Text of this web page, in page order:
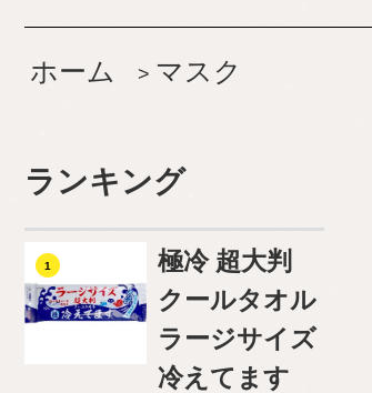
ホーム > マスク
ランキング
1
極冷 超大判
クールタオル
ラージサイズ
冷えてます